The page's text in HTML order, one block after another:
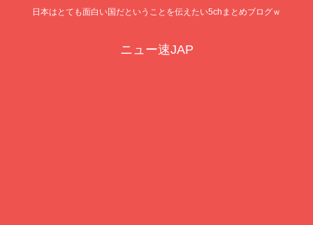
日本はとても面白い国だということを伝えたい5chまとめブログｗ
ニュー速JAP